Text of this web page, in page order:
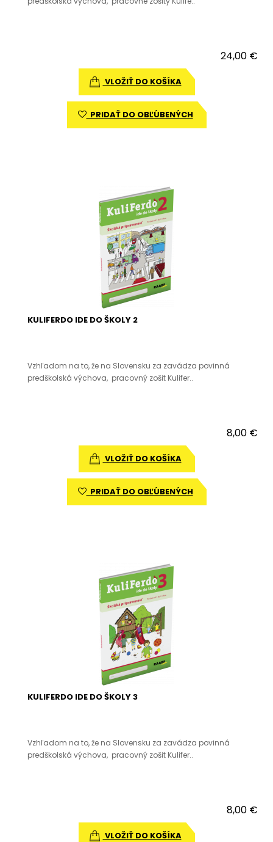
24,00 €
VLOŽIŤ DO KOŠÍKA
PRIDAŤ DO OBĽÚBENÝCH
KULIFERDO IDE DO ŠKOLY 2
Vzhľadom na to, že na Slovensku za zavádza povinná
predškolská výchova, pracovný zošit Kulifer..
8,00 €
VLOŽIŤ DO KOŠÍKA
PRIDAŤ DO OBĽÚBENÝCH
KULIFERDO IDE DO ŠKOLY 3
Vzhľadom na to, že na Slovensku za zavádza povinná
predškolská výchova, pracovný zošit Kulifer..
8,00 €
VLOŽIŤ DO KOŠÍKA